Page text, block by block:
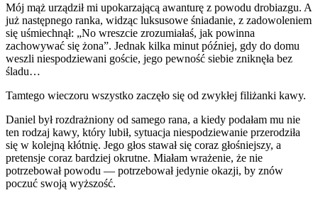
Mój mąż urządził mi upokarzającą awanturę z powodu drobiazgu. A
już następnego ranka, widząc luksusowe śniadanie, z zadowoleniem
się uśmiechnął: „No wreszcie zrozumiałaś, jak powinna
zachowywać się żona”. Jednak kilka minut później, gdy do domu
weszli niespodziewani goście, jego pewność siebie zniknęła bez
śladu…
Tamtego wieczoru wszystko zaczęło się od zwykłej filiżanki kawy.
Daniel był rozdrażniony od samego rana, a kiedy podałam mu nie
ten rodzaj kawy, który lubił, sytuacja niespodziewanie przerodziła
się w kolejną kłótnię. Jego głos stawał się coraz głośniejszy, a
pretensje coraz bardziej okrutne. Miałam wrażenie, że nie
potrzebował powodu — potrzebował jedynie okazji, by znów
poczuć swoją wyższość.